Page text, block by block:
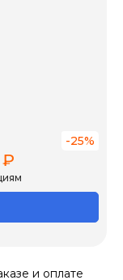
-25%
₽
и оплате